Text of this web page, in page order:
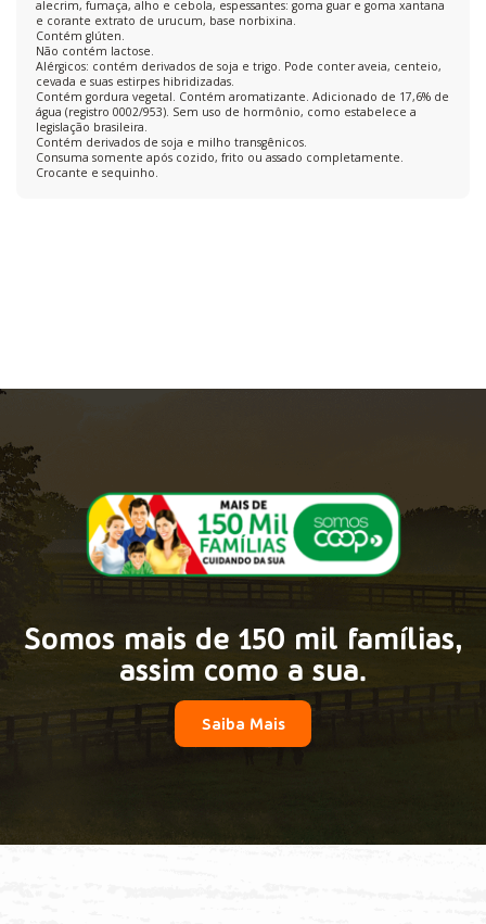
alecrim, fumaça, alho e cebola, espessantes: goma guar e goma xantana
e corante extrato de urucum, base norbixina.
Contém glúten.
Não contém lactose.
Alérgicos: contém derivados de soja e trigo. Pode conter aveia, centeio,
cevada e suas estirpes hibridizadas.
Contém gordura vegetal. Contém aromatizante. Adicionado de 17,6% de
água (registro 0002/953). Sem uso de hormônio, como estabelece a
legislação brasileira.
Contém derivados de soja e milho transgênicos.
Consuma somente após cozido, frito ou assado completamente.
Crocante e sequinho.
Somos mais de 150 mil famílias,
assim como a sua.
Saiba Mais